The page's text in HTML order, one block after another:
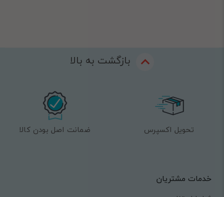
بازگشت به بالا
تحویل اکسپرس ضمانت اصل بودن کالا
خدمات مشتریان